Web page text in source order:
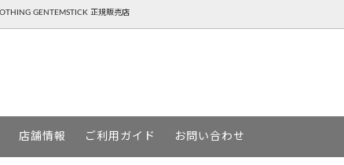
GENTEMSTICK 正規販売店
DEVADURGA ( デヴァドゥルガ )
店舗情報 ご利用ガイド お問い合わせ